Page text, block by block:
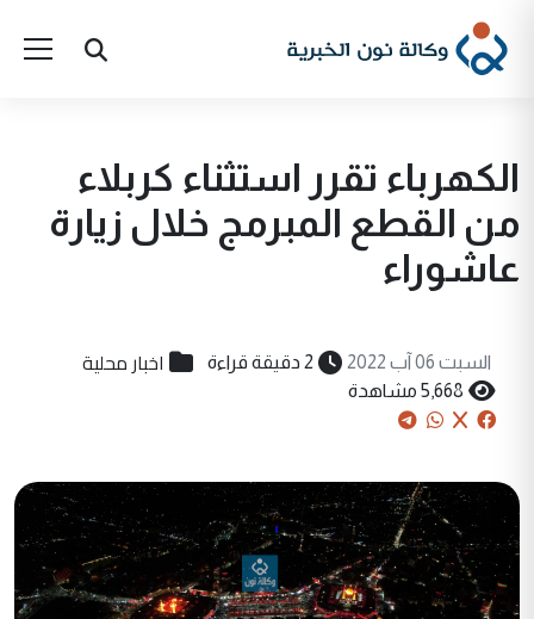
الكهرباء تقرر استثناء كربلاء
من القطع المبرمج خلال زيارة
عاشوراء
السبت 06 آب 2022 2 دقيقة قراءة اخبار محلية
5,668 مشاهدة